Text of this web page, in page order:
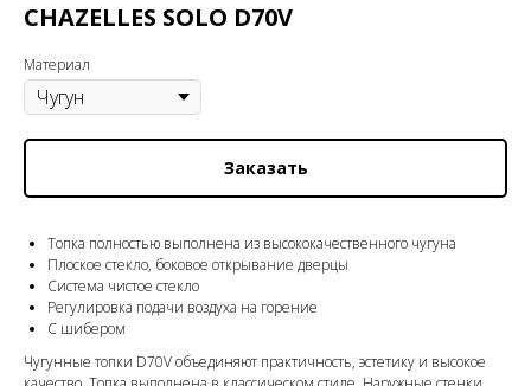
CHAZELLES SOLO D70V
Материал
Заказать
Топка полностью выполнена из высококачественного чугуна
Плоское стекло, боковое открывание дверцы
Система чистое стекло
Регулировка подачи воздуха на горение
С шибером
Чугунные топки D70V объединяют практичность, эстетику и высокое